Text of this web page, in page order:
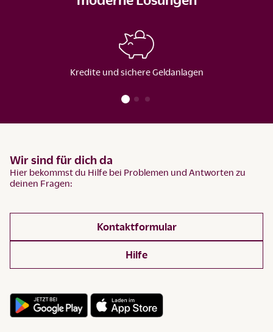
Kredite und sichere Geldanlagen
Wir sind für dich da
Hier bekommst du Hilfe bei Problemen und Antworten zu
deinen Fragen:
Kontaktformular
Hilfe